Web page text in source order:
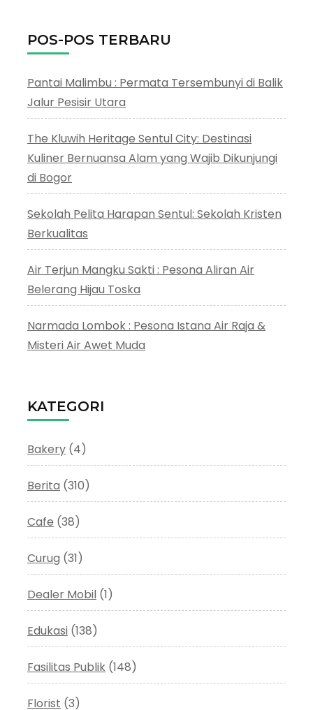
POS-POS TERBARU
Pantai Malimbu : Permata Tersembunyi di Balik
Jalur Pesisir Utara
The Kluwih Heritage Sentul City: Destinasi
Kuliner Bernuansa Alam yang Wajib Dikunjungi
di Bogor
Sekolah Pelita Harapan Sentul: Sekolah Kristen
Berkualitas
Air Terjun Mangku Sakti : Pesona Aliran Air
Belerang Hijau Toska
Narmada Lombok : Pesona Istana Air Raja &
Misteri Air Awet Muda
KATEGORI
Bakery (4)
Berita (310)
Cafe (38)
Curug (31)
Dealer Mobil (1)
Edukasi (138)
Fasilitas Publik (148)
Florist (3)